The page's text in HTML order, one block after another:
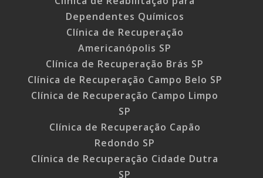
Dependentes Químicos
Clínica de Recuperação
Americanópolis SP
Clínica de Recuperação Brás SP
Clínica de Recuperação Campo Belo SP
Clínica de Recuperação Campo Limpo
SP
Clínica de Recuperação Capão
Redondo SP
Clínica de Recuperação Cidade Dutra
SP